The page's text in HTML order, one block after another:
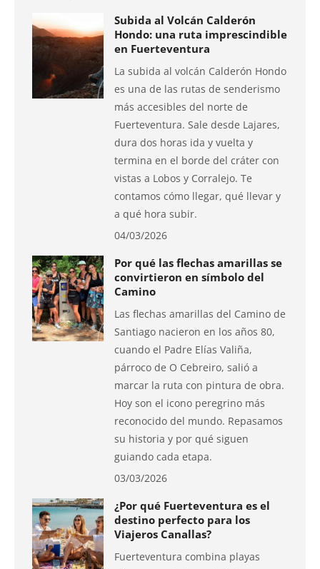
Subida al Volcán Calderón
Hondo: una ruta imprescindible
en Fuerteventura
La subida al volcán Calderón Hondo
es una de las rutas de senderismo
más accesibles del norte de
Fuerteventura. Sale desde Lajares,
dura dos horas ida y vuelta y
termina en el borde del cráter con
vistas a Lobos y Corralejo. Te
contamos cómo llegar, qué llevar y
a qué hora subir.
04/03/2026
Por qué las flechas amarillas se
convirtieron en símbolo del
Camino
Las flechas amarillas del Camino de
Santiago nacieron en los años 80,
cuando el Padre Elías Valiña,
párroco de O Cebreiro, salió a
marcar la ruta con pintura de obra.
Hoy son el icono peregrino más
reconocido del mundo. Repasamos
su historia y por qué siguen
guiando cada etapa.
03/03/2026
¿Por qué Fuerteventura es el
destino perfecto para los
Viajeros Canallas?
Fuerteventura combina playas